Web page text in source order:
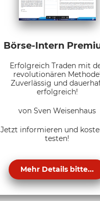
Börse-Intern
Erfolgreich Traden mit
revolutionären
Zuverlässig und
erfolgreich!
von Sven Weisenhaus
Jetzt informieren und
testen!
Mehr Details bitte...